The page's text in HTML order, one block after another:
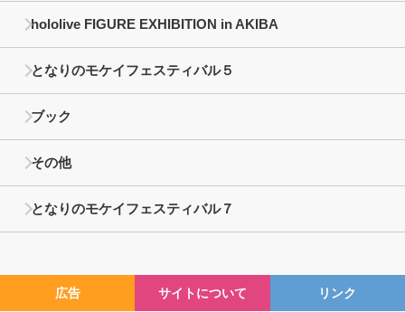
hololive FIGURE EXHIBITION in AKIBA
となりのモケイフェスティバル５
ブック
その他
となりのモケイフェスティバル７
広告 サイトについて リンク